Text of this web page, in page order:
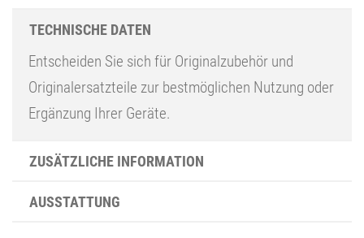
TECHNISCHE DATEN
Entscheiden Sie sich für Originalzubehör und
Originalersatzteile zur bestmöglichen Nutzung oder
Ergänzung Ihrer Geräte.
ZUSÄTZLICHE INFORMATION
AUSSTATTUNG